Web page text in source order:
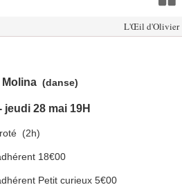
L'Œil d'Olivier
(danse)
jeudi 28 mai 19H
(2h)
18€00
Petit curieux 5€00